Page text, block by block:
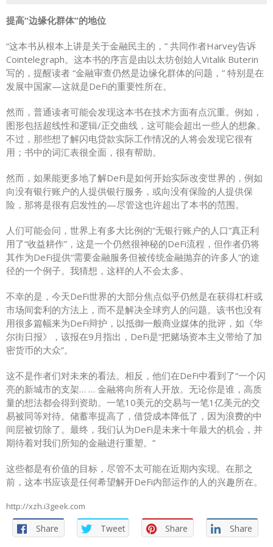
提高“边缘化群体”的地位
“这本书从根本上讲是关于金融民主的，” 共同作者Harvey告诉
Cointelegraph。这本书的序言是由以太坊创始人Vitalik Buterin
写的，提醒读者 “金融审查仍然是边缘化群体的问题，” 特别是在
发展中国家—这就是DeFi的重要性所在。
然而，普通读者可能会发现这本书在技术方面有点沉重。例如，
图形包括超线性和逻辑/正交曲线，这可能会超出一些人的想象。
不过，那些想了解闪电贷款实际工作情况的人将会发现它很有
用；书中的词汇表很全面，很有帮助。
然而，如果能更多地了解DeFi是如何开始实际改变世界的，例如
向没有银行账户的人提供银行服务，或向没有保险的人提供保
险，那将是很有启发性的—尽管这也许超出了本书的范围。
人们可能会问，世界上有多大比例的“无银行账户的人口”真正利
用了“收益耕作”，这是一个仍然很神秘的DeFi流程，但作者仍将
其作为DeFi提供“需要金融服务但被传统金融抛弃的许多人”的途
径的一个例子。我猜想，这样的人不会太多。
不幸的是，今天DeFi世界的大部分焦点似乎仍然是在获得杠杆或
市场间套利的方法上，而不是解决全球穷人的问题。该书也没有
用很多篇幅来为DeFi辩护，以抵御一般商业媒体的批评，如《华
尔街日报》，该报在9月指出，DeFi是“把赌场资本主义带给了加
密货币的大众”。
这不是作者们对未来的看法。相反，他们在DeFi中看到了“一个闪
亮的新城市的支架… … 金融将向所有人开放。无论你是谁，高质
量的想法都会得到资助。一笔10美元的交易与一笔1亿美元的交
易被同等对待。储蓄率提高了，借贷成本降低了，因为浪费的中
间层被切除了。最终，我们认为DeFi是未来十年最大的机会，并
期待着对我们所知的金融进行重塑。”
这些都是有价值的目标，尽管不太可能在近期内实现。在那之
前，这本书应该是任何希望解开DeFi内部运作的人的兴趣所在。
http://xzh.i3geek.com
Share Tweet Share Share